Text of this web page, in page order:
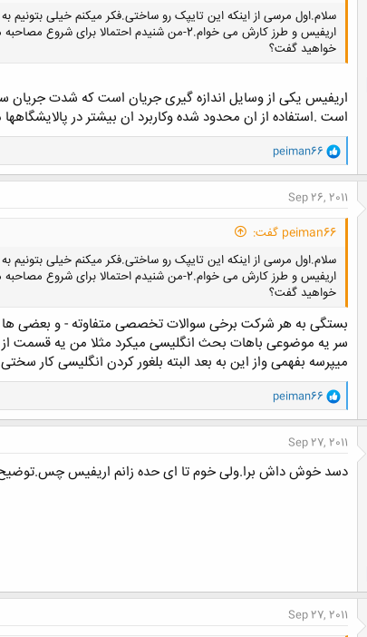
اریفیس و طرز کارش می خوام.2-من شنیدم
خواهید گفت؟
اریفیس یکی از وسایل اندازه گیری جریان است که شدت جریان
است .استفاده از ان محدود شده وکاربرد ان بیشتر در پالایشگاهها
و
ا
ک
ن
ش
ا
peiman66
Sep 26, 2011
peiman66 گفت:
اریفیس و طرز کارش می خوام.2-من شنیدم
خواهید گفت؟
بستگی به هر شرکت برخی سوالات تخصصی متفاوته - و بعضی
سر یه موضوعی باهات بحث انگلیسی میکرد مثلا من یه قسمت
میپرسه بفهمی واز این به بعد البته بلغور کردن انگلیسی کار
و
ا
ک
ن
ش
ه
peiman66
Sep 27, 2011
دسد خوش داش برا.ولی خوم تا ای حده زانم اریفیس چس.توضیح
Sep 27, 2011